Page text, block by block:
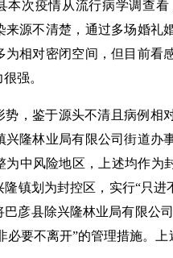
本次疫情从流行病学调查
来源不清楚，通过多场婚礼
为相对密闭空间，但目前看
强。
势，鉴于源头不清且病例相
兴隆林业局有限公司街道办
为中风险地区，上述均作为
镇划为封控区，实行“只
彦县除兴隆林业局有限公
必要不离开”的管理措施。